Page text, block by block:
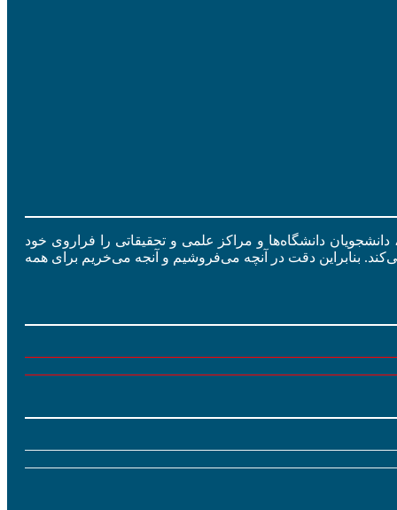
دانشجویان دانشگاه‌ها و مراکز علمی و تحقیقاتی را فراروی خود
بنابراین دقت در آنچه می‌فروشیم و آنجه می‌خریم برای همه